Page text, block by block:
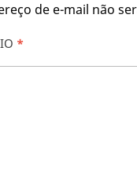
de e-mail não
*